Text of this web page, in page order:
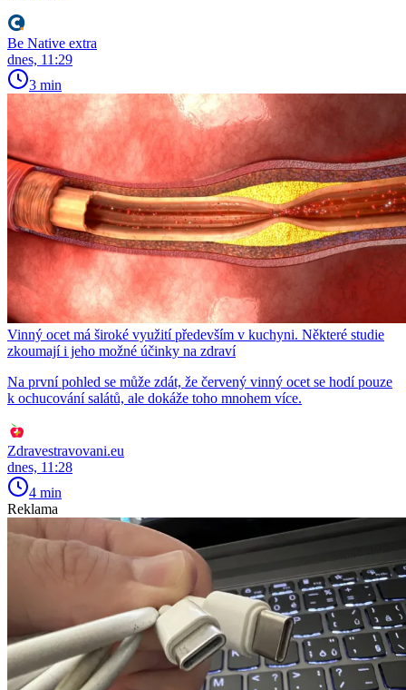
Be Native extra
dnes, 11:29
3 min
Vinný ocet má široké využití především v kuchyni. Některé studie
zkoumají i jeho možné účinky na zdraví
Na první pohled se může zdát, že červený vinný ocet se hodí pouze
k ochucování salátů, ale dokáže toho mnohem více.
Zdravestravovani.eu
dnes, 11:28
4 min
Reklama